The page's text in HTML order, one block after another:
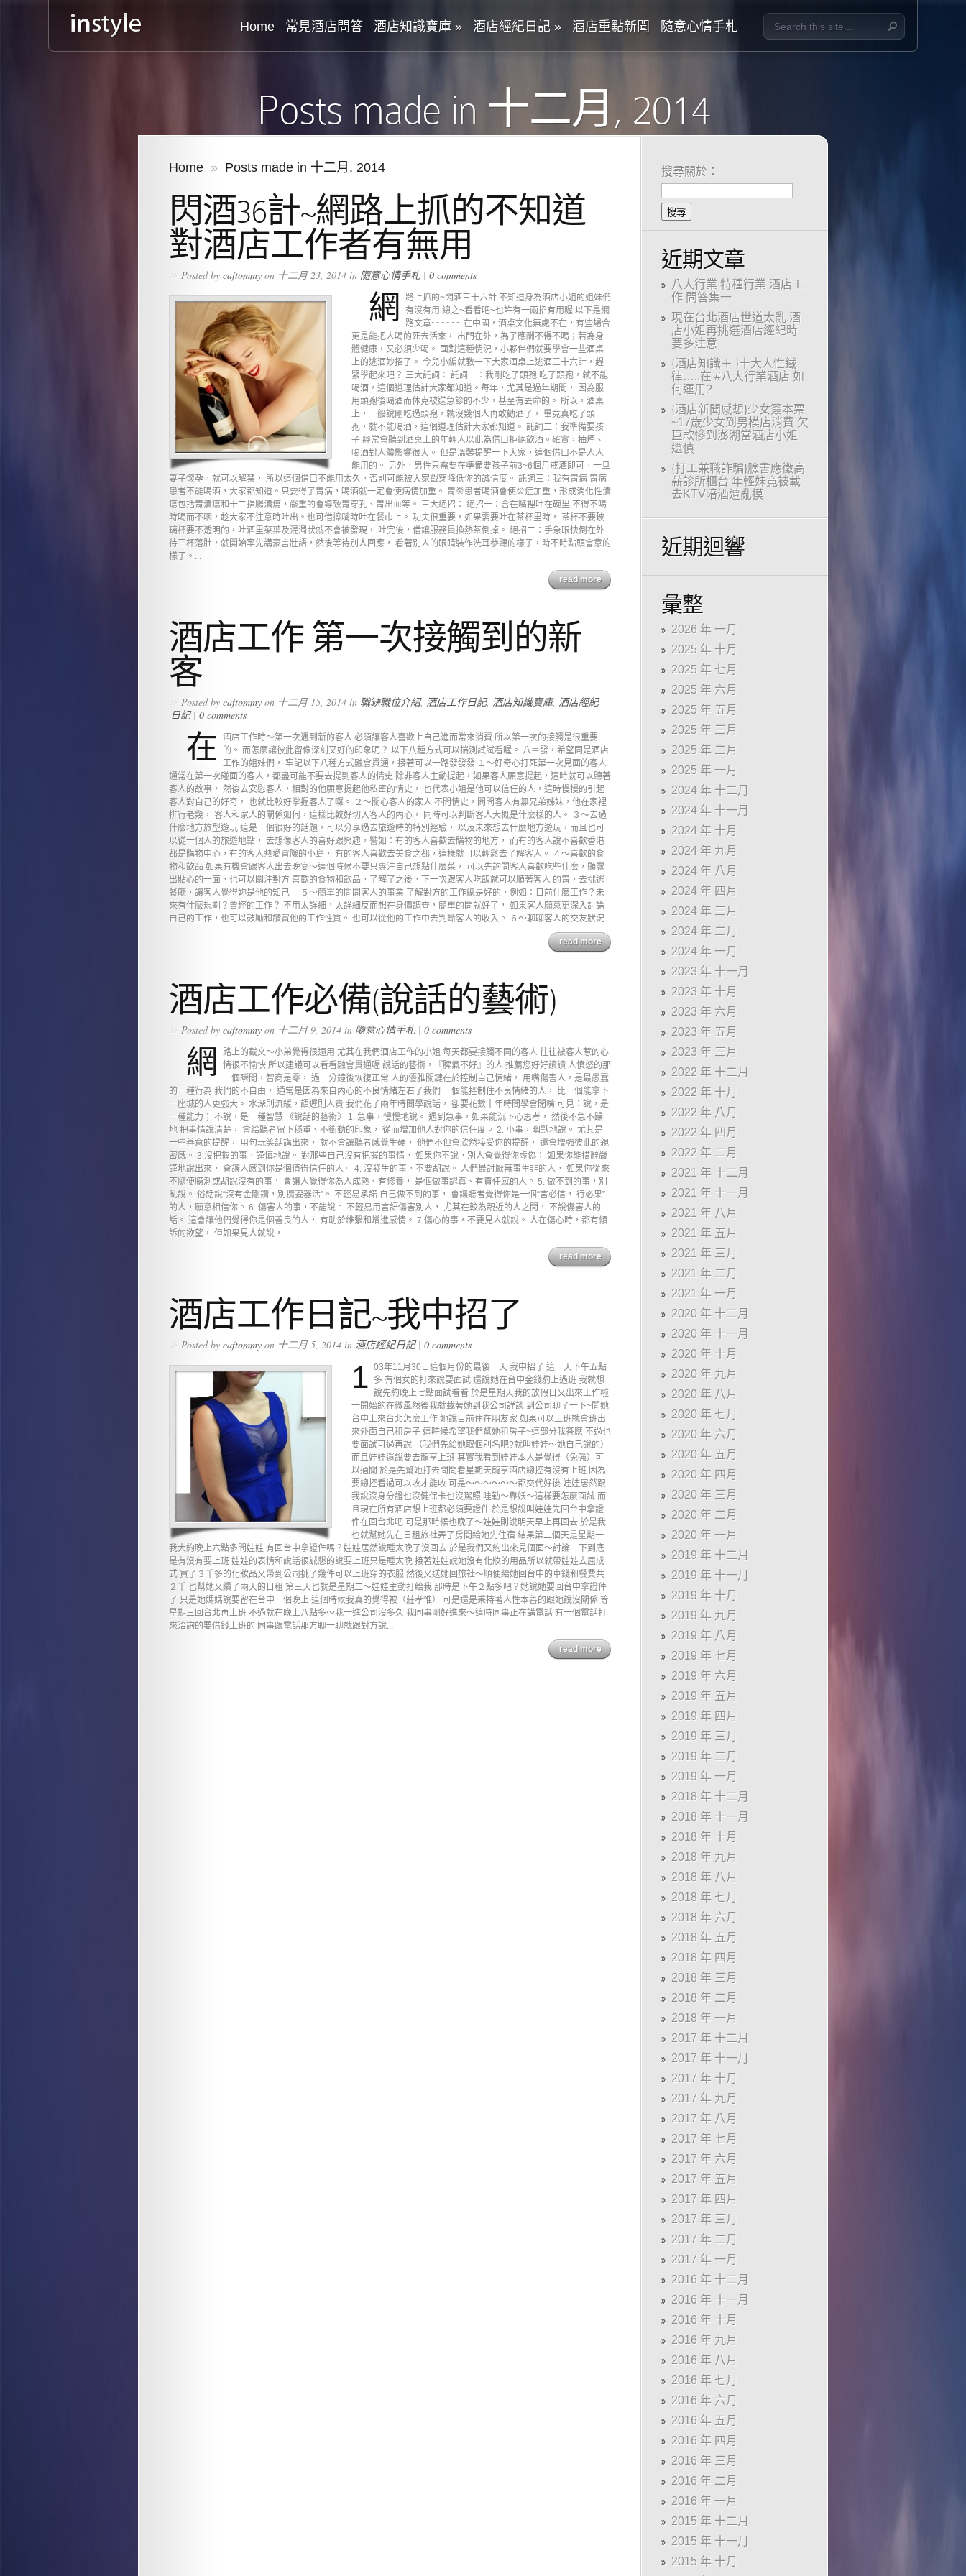
Home 常見酒店問答 酒店知識寶庫» 酒店經紀日記» 酒店重點新聞 隨意心情手札
Posts made in 十二月, 2014
Home » Posts made in 十二月, 2014
閃酒36計~網路上抓的不知道
對酒店工作者有無用
» Posted by caftommy on 十二月 23, 2014 in 隨意心情手札 | 0 comments
網
路上抓的~閃酒三十六計 不知道身為酒店小姐的姐妹們
有沒有用 總之~看看吧~也許有一兩招有用喔 以下是網
路文章~~~~~~ 在中國，酒桌文化無處不在，有些場合
更是能把人喝的死去活來， 出門在外，為了應酬不得不喝；若為身
體健康，又必須少喝。 面對這種情況，小夥伴們就要學會一些酒桌
上的逃酒妙招了。 今兒小編就教一下大家酒桌上逃酒三十六計，趕
緊學起來吧？ 三大託詞： 託詞一：我剛吃了頭孢 吃了頭孢，就不能
喝酒，這個道理估計大家都知道。每年，尤其是過年期間， 因為服
用頭孢後喝酒而休克被送急診的不少，甚至有丟命的。 所以，酒桌
上，一般說剛吃過頭孢，就沒幾個人再敢勸酒了， 畢竟真吃了頭
孢，就不能喝酒，這個道理估計大家都知道。 託詞二：我準備要孩
子 經常會聽到酒桌上的年輕人以此為借口拒絕飲酒。確實，抽煙、
喝酒對人體影響很大。 但是溫馨提醒一下大家，這個借口不是人人
能用的。 另外，男性只需要在準備要孩子前3~6個月戒酒即可，一旦
妻子懷孕，就可以解禁， 所以這個借口不能用太久，否則可能被大家戳穿降低你的誠信度。 託詞三：我有胃病 胃病
患者不能喝酒，大家都知道。只要得了胃病，喝酒就一定會使病情加重。 胃炎患者喝酒會使炎症加重，形成消化性潰
瘍包括胃潰瘍和十二指腸潰瘍，嚴重的會導致胃穿孔、胃出血等。 三大絕招： 絕招一：含在嘴裡吐在碗里 不得不喝
時喝而不咽，趁大家不注意時吐出。也可借擦嘴時吐在餐巾上。 功夫很重要，如果需要吐在茶杯里時， 茶杯不要玻
璃杯要不透明的，吐酒里菜葉及混濁狀就不會被發現， 吐完後，借讓服務員換熱茶倒掉。 絕招二：手急眼快倒在外
待三杯落肚，就開始率先講豪言壯語，然後等待別人回應， 看著別人的眼睛裝作洗耳恭聽的樣子，時不時點頭會意的
樣子。...
read more
酒店工作 第一次接觸到的新
客
» Posted by caftommy on 十二月 15, 2014 in 職缺職位介紹, 酒店工作日記, 酒店知識寶庫, 酒店經紀
日記| 0 comments
在
酒店工作時～第一次遇到新的客人 必須讓客人喜歡上自己進而常來消費 所以第一次的接觸是很重要
的。 而怎麼讓彼此留像深刻又好的印象呢？ 以下八種方式可以揣測試試看喔。 八＝發，希望同是酒店
工作的姐妹們， 牢記以下八種方式融會貫通，接著可以一路發發發 １～好奇心打死第一次見面的客人
通常在第一次碰面的客人，都盡可能不要去提到客人的情史 除非客人主動提起，如果客人願意提起，這時就可以聽著
客人的故事， 然後去安慰客人，相對的他願意提起他私密的情史， 也代表小姐是他可以信任的人，這時慢慢的引起
客人對自己的好奇， 也就比較好掌握客人了囉。 ２～關心客人的家人 不問情史，問問客人有無兄弟姊妹，他在家裡
排行老幾， 客人和家人的關係如何，這樣比較好切入客人的內心， 同時可以判斷客人大概是什麼樣的人。 ３～去過
什麼地方旅型遊玩 這是一個很好的話題，可以分享過去旅遊時的特別經驗， 以及未來想去什麼地方遊玩，而且也可
以從一個人的旅遊地點， 去想像客人的喜好跟興趣，譬如：有的客人喜歡去購物的地方， 而有的客人說不喜歡香港
都是購物中心，有的客人熱愛冒險的小島， 有的客人喜歡去美食之都，這樣就可以輕鬆去了解客人。 ４～喜歡的食
物和飲品 如果有機會跟客人出去晚宴～這個時候不要只專注自己想點什麼菜， 可以先詢問客人喜歡吃些什麼，顯露
出貼心的一面，也可以關注對方 喜歡的食物和飲品，了解了之後，下一次跟客人吃飯就可以順著客人 的胃，去挑選
餐廳，讓客人覺得妳是他的知己。 ５～簡單的問問客人的事業 了解對方的工作總是好的，例如：目前什麼工作？未
來有什麼規劃？曾經的工作？ 不用太詳細，太詳細反而想在身價調查，簡單的問就好了， 如果客人願意更深入討論
自己的工作，也可以鼓勵和讚賞他的工作性質。 也可以從他的工作中去判斷客人的收入。 ６～聊聊客人的交友狀況...
read more
酒店工作必備(說話的藝術)
» Posted by caftommy on 十二月 9, 2014 in 隨意心情手札 | 0 comments
網
路上的截文～小弟覺得很適用 尤其在我們酒店工作的小姐 每天都要接觸不同的客人 往往被客人惹的心
情很不愉快 所以建議可以看看融會貫通喔 說話的藝術，『脾氣不好』的人 推薦您好好讀讀 人憤怒的那
一個瞬間，智商是零， 過一分鐘後恢復正常 人的優雅關鍵在於控制自己情緒， 用嘴傷害人，是最愚蠢
的一種行為 我們的不自由， 通常是因為來自內心的不良情緒左右了我們 一個能控制住不良情緒的人， 比一個能拿下
一座城的人更強大。 水深則流緩，語遲則人貴 我們花了兩年時間學說話， 卻要花數十年時間學會閉嘴 可見：說，是
一種能力； 不說，是一種智慧 《說話的藝術》 1. 急事，慢慢地說。 遇到急事，如果能沉下心思考， 然後不急不躁
地 把事情說清楚， 會給聽者留下穩重、不衝動的印象， 從而增加他人對你的信任度。 2. 小事，幽默地說。 尤其是
一些善意的提醒， 用句玩笑話講出來， 就不會讓聽者感覺生硬， 他們不但會欣然接受你的提醒， 還會增強彼此的親
密感。 3.沒把握的事，謹慎地說。 對那些自己沒有把握的事情， 如果你不說，別人會覺得你虛偽； 如果你能措辭嚴
謹地說出來， 會讓人感到你是個值得信任的人。 4. 沒發生的事，不要胡說。 人們最討厭無事生非的人， 如果你從來
不隨便臆測或胡說沒有的事， 會讓人覺得你為人成熟、有修養， 是個做事認真、有責任感的人。 5. 做不到的事，別
亂說。 俗話說“沒有金剛鑽，別攬瓷器活”。 不輕易承諾 自己做不到的事， 會讓聽者覺得你是一個“言必信， 行必果”
的人，願意相信你。 6. 傷害人的事，不能說。 不輕易用言語傷害別人， 尤其在較為親近的人之間， 不說傷害人的
話。 這會讓他們覺得你是個善良的人， 有助於維繫和增進感情。 7.傷心的事，不要見人就說。 人在傷心時，都有傾
訴的欲望， 但如果見人就說，...
read more
酒店工作日記~我中招了
» Posted by caftommy on 十二月 5, 2014 in 酒店經紀日記| 0 comments
1 03年11月30日這個月份的最後一天 我中招了 這一天下午五點
多 有個女的打來說要面試 還說她在台中金錢豹上過班 我就想
說先約晚上七點面試看看 於是星期天我的放假日又出來工作啦
一開始約在微風然後我就載著她到我公司詳談 到公司聊了一下~問她
台中上來台北怎麼工作 她說目前住在朋友家 如果可以上班就會班出
來外面自己租房子 這時候希望我們幫她租房子~這部分我答應 不過也
要面試可過再說 （我們先給她取個別名吧?就叫娃娃～她自己說的）
而且娃娃還說要去龍亨上班 其實我看到娃娃本人是覺得（免強）可
以過關 於是先幫她打去問問看星期天龍亨酒店總控有沒有上班 因為
要總控看過可以收才能收 可是～～～～～～都交代好後 娃娃居然跟
我說沒身分證也沒健保卡也沒駕照 哇勒～靠妖～這樣要怎麼面試 而
且現在所有酒店想上班都必須要證件 於是想說叫娃娃先回台中拿證
件在回台北吧 可是那時候也晚了～娃娃則說明天早上再回去 於是我
也就幫她先在日租旅社弄了房間給她先住宿 結果第二個天是星期一
我大約晚上六點多問娃娃 有回台中拿證件嗎？娃娃居然說睡太晚了沒回去 於是我們又約出來見個面～討論一下到底
是有沒有要上班 娃娃的表情和說話很誠懇的說要上班只是睡太晚 接著娃娃說她沒有化妝的用品所以就帶娃娃去屈成
式 買了３千多的化妝品又帶到公司挑了幾件可以上班穿的衣服 然後又送她回旅社～順便給她回台中的車錢和餐費共
２千 也幫她又續了兩天的日租 第三天也就是星期二～娃娃主動打給我 那時是下午２點多吧？她說她要回台中拿證件
了 只是她媽媽說要留在台中一個晚上 這個時候我真的覺得被（莊孝惟） 可是還是秉持著人性本善的跟她說沒關係 等
星期三回台北再上班 不過就在晚上八點多～我一進公司沒多久 我同事剛好進來～這時同事正在講電話 有一個電話打
來洽詢的要借錢上班的 同事跟電話那方聊一聊就跟對方說...
read more
搜尋關於：
近期文章
八大行業 特種行業 酒店工
作 問答集一
現在台北酒店世道太亂,酒
店小姐再挑選酒店經紀時
要多注意
{酒店知識＋ }十大人性鐵
律…..在 #八大行業酒店 如
何運用?
{酒店新聞感想}少女簽本票
~17歲少女到男模店消費 欠
巨款慘到澎湖當酒店小姐
還債
{打工兼職詐騙}臉書應徵高
薪診所櫃台 年輕妹竟被載
去KTV陪酒遭亂摸
近期迴響
彙整
2026 年 一月
2025 年 十月
2025 年 七月
2025 年 六月
2025 年 五月
2025 年 三月
2025 年 二月
2025 年 一月
2024 年 十二月
2024 年 十一月
2024 年 十月
2024 年 九月
2024 年 八月
2024 年 四月
2024 年 三月
2024 年 二月
2024 年 一月
2023 年 十一月
2023 年 十月
2023 年 六月
2023 年 五月
2023 年 三月
2022 年 十二月
2022 年 十月
2022 年 八月
2022 年 四月
2022 年 二月
2021 年 十二月
2021 年 十一月
2021 年 八月
2021 年 五月
2021 年 三月
2021 年 二月
2021 年 一月
2020 年 十二月
2020 年 十一月
2020 年 十月
2020 年 九月
2020 年 八月
2020 年 七月
2020 年 六月
2020 年 五月
2020 年 四月
2020 年 三月
2020 年 二月
2020 年 一月
2019 年 十二月
2019 年 十一月
2019 年 十月
2019 年 九月
2019 年 八月
2019 年 七月
2019 年 六月
2019 年 五月
2019 年 四月
2019 年 三月
2019 年 二月
2019 年 一月
2018 年 十二月
2018 年 十一月
2018 年 十月
2018 年 九月
2018 年 八月
2018 年 七月
2018 年 六月
2018 年 五月
2018 年 四月
2018 年 三月
2018 年 二月
2018 年 一月
2017 年 十二月
2017 年 十一月
2017 年 十月
2017 年 九月
2017 年 八月
2017 年 七月
2017 年 六月
2017 年 五月
2017 年 四月
2017 年 三月
2017 年 二月
2017 年 一月
2016 年 十二月
2016 年 十一月
2016 年 十月
2016 年 九月
2016 年 八月
2016 年 七月
2016 年 六月
2016 年 五月
2016 年 四月
2016 年 三月
2016 年 二月
2016 年 一月
2015 年 十二月
2015 年 十一月
2015 年 十月